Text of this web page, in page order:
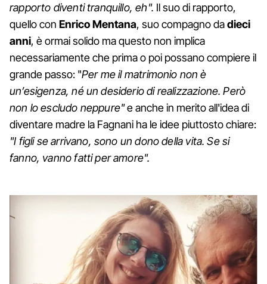
rapporto diventi tranquillo, eh". Il suo di rapporto,
quello con Enrico Mentana, suo compagno dadieci
anni, è ormai solido ma questo non implica
necessariamente che prima o poi possano compiere il
grande passo: "Per me il matrimonio non è
un’esigenza, né un desiderio di realizzazione. Però
non lo escludo neppure"e anche in merito all'idea di
diventare madre la Fagnani ha le idee piuttosto chiare:
"I figli se arrivano, sono un dono della vita. Se si
fanno, vanno fatti per amore".